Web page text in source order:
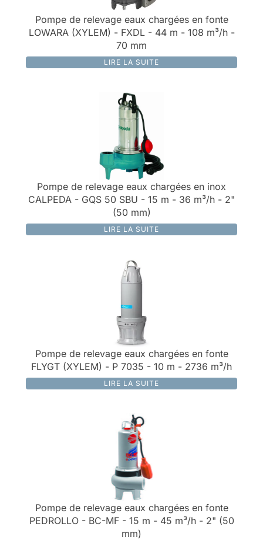
Pompe de relevage eaux chargées en fonte
LOWARA (XYLEM) - FXDL - 44 m - 108 m³/h -
70 mm
LIRE LA SUITE
Pompe de relevage eaux chargées en inox
CALPEDA - GQS 50 SBU - 15 m - 36 m³/h - 2"
(50 mm)
LIRE LA SUITE
Pompe de relevage eaux chargées en fonte
FLYGT (XYLEM) - P 7035 - 10 m - 2736 m³/h
LIRE LA SUITE
Pompe de relevage eaux chargées en fonte
PEDROLLO - BC-MF - 15 m - 45 m³/h - 2" (50
mm)